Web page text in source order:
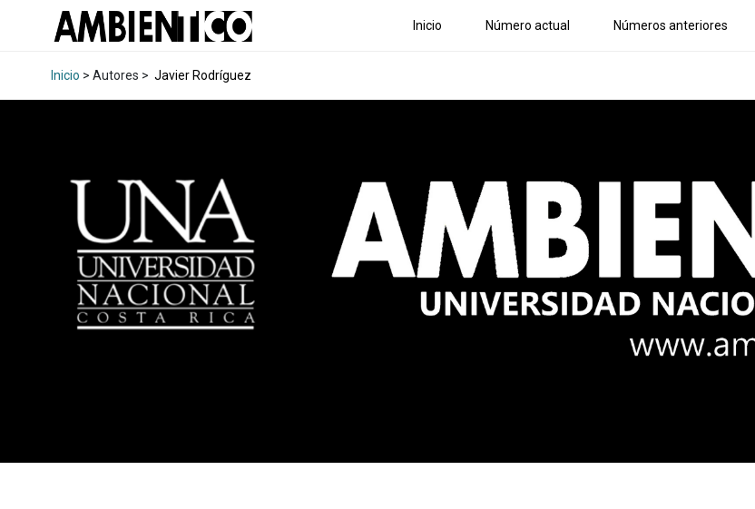
Inicio Número actual Números anteriores
Inicio > Autores > Javier Rodríguez